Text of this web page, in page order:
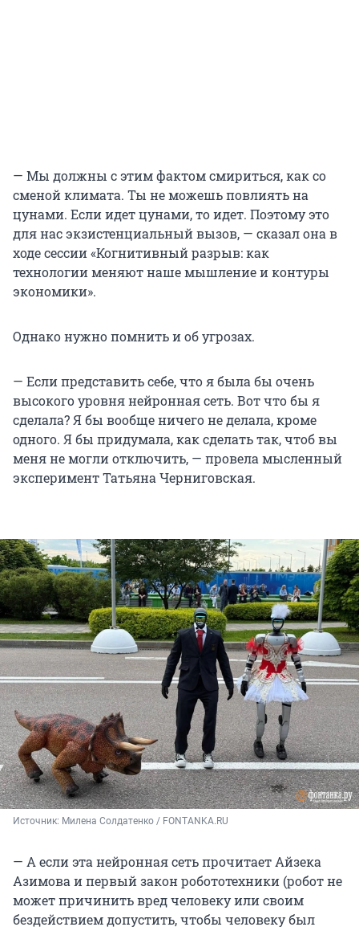
— Мы должны с этим фактом смириться, как со
сменой климата. Ты не можешь повлиять на
цунами. Если идет цунами, то идет. Поэтому это
для нас экзистенциальный вызов, — сказал она в
ходе сессии «Когнитивный разрыв: как
технологии меняют наше мышление и контуры
экономики».
Однако нужно помнить и об угрозах.
— Если представить себе, что я была бы очень
высокого уровня нейронная сеть. Вот что бы я
сделала? Я бы вообще ничего не делала, кроме
одного. Я бы придумала, как сделать так, чтоб вы
меня не могли отключить, — провела мысленный
эксперимент Татьяна Черниговская.
Источник: Милена Солдатенко / FONTANKA.RU
— А если эта нейронная сеть прочитает Айзека
Азимова и первый закон робототехники (робот не
может причинить вред человеку или своим
бездействием допустить, чтобы человеку был